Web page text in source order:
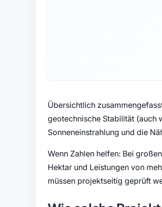
Übersichtlich
geotechnische Stabilität (auch
Sonneneinstrahlung und die
Wenn Zahlen helfen: Bei
Hektar und Leistungen von
müssen projektseitig geprüft